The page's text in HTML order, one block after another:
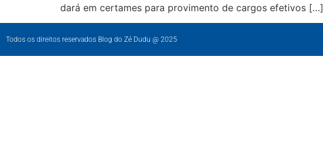
dará em certames para provimento de cargos efetivos […]
Todos os direitos reservados Blog do Zé Dudu @ 2025